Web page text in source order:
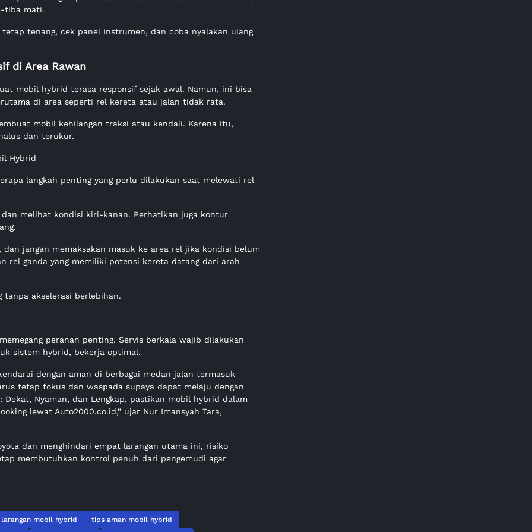
tiba mati.
tenang, cek panel instrumen, dan coba nyalakan ulang
di Area Rawan
mobil hybrid terasa responsif sejak awal. Namun, ini bisa
di area seperti rel kereta atau jalan tidak rata.
mobil kehilangan traksi atau kendali. Karena itu,
dan terukur.
Hybrid
langkah penting yang perlu dilakukan saat melewati rel
melihat kondisi kiri-kanan. Perhatikan juga kontur
jangan memaksakan masuk ke area rel jika kondisi belum
rel ganda yang memiliki potensi kereta datang dari arah
tanpa akselerasi berlebihan.
peranan penting. Servis berkala wajib dilakukan
sistem hybrid, bekerja optimal.
dengan aman di berbagai medan jalan termasuk
tetap fokus dan waspada supaya dapat melaju dengan
Nyaman, dan Lengkap, pastikan mobil hybrid dalam
lewat Auto2000.co.id,” ujar Nur Imansyah Tara,
dan menghindari empat larangan utama ini, risiko
membutuhkan kontrol penuh dari pengemudi agar
larangan mobil hybrid tips aman mobil hybrid